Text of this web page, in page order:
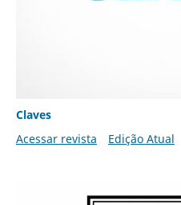
Claves
Acessar revista
Edição Atual